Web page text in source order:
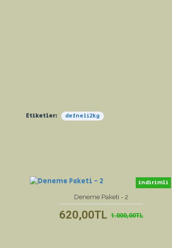
Etiketler: defneli2kg
indirimli
Deneme Paketi - 2
620,00TL 1.000,00TL